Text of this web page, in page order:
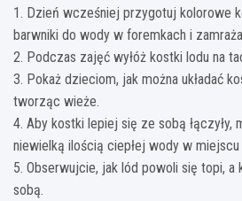
1. Dzień wcześniej przygotuj kolorowe
barwniki do wody w foremkach i
2. Podczas zajęć wyłóż kostki lodu na
3. Pokaż dzieciom, jak można układać
tworząc wieże.
4. Aby kostki lepiej się ze sobą łączyły,
niewielką ilością ciepłej wody w miejscu
5. Obserwujcie, jak lód powoli się topi,
sobą.